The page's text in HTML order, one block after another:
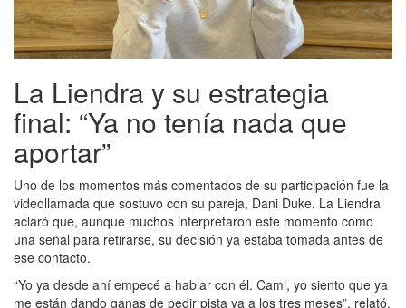
La Liendra y su estrategia
final: “Ya no tenía nada que
aportar”
Uno de los momentos más comentados de su participación fue la
videollamada que sostuvo con su pareja, Dani Duke. La Liendra
aclaró que, aunque muchos interpretaron este momento como
una señal para retirarse, su decisión ya estaba tomada antes de
ese contacto.
“Yo ya desde ahí empecé a hablar con él. Cami, yo siento que ya
me están dando ganas de pedir pista ya a los tres meses”, relató.